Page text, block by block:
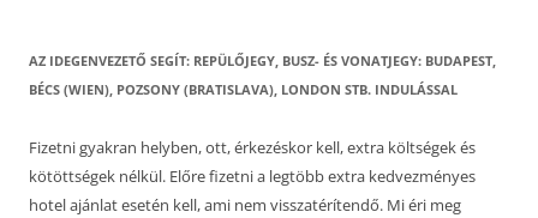
AZ IDEGENVEZETŐ SEGÍT: REPÜLŐJEGY, BUSZ- ÉS VONATJEGY: BUDAPEST,
BÉCS (WIEN), POZSONY (BRATISLAVA), LONDON STB. INDULÁSSAL
Fizetni gyakran helyben, ott, érkezéskor kell, extra költségek és
kötöttségek nélkül. Előre fizetni a legtöbb extra kedvezményes
hotel ajánlat esetén kell, ami nem visszatérítendő. Mi éri meg